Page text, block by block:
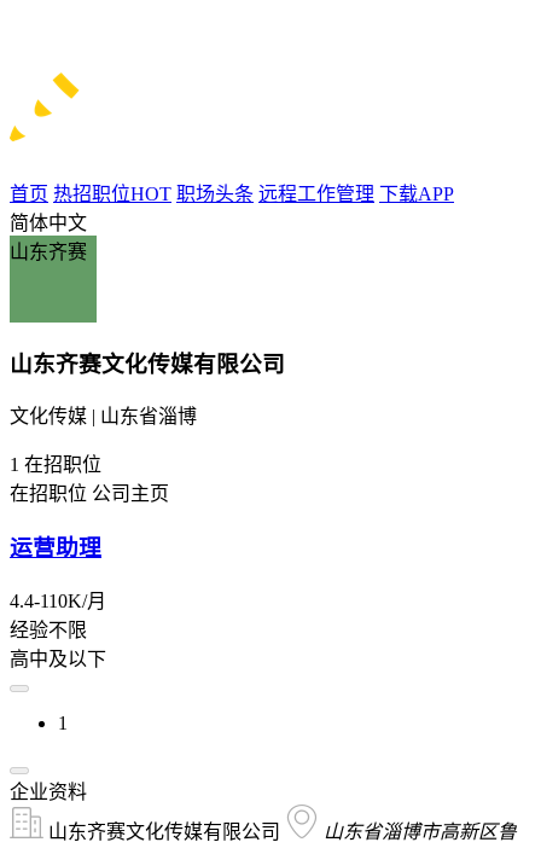
首页 热招职位HOT 职场头条 远程工作管理 下载APP
简体中文
山东齐赛
山东齐赛文化传媒有限公司
文化传媒 | 山东省淄博
1 在招职位
在招职位 公司主页
运营助理
4.4-110K/月
经验不限
高中及以下
1
企业资料
山东齐赛文化传媒有限公司
山东省淄博市高新区鲁